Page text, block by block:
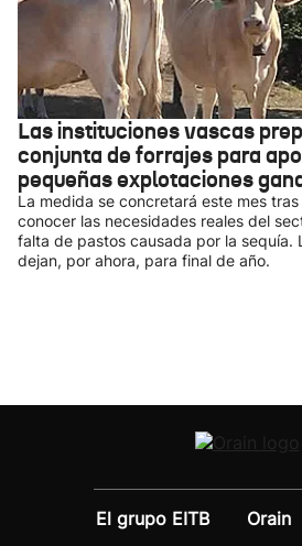
Las instituciones vascas
conjunta de forrajes para
pequeñas explotaciones
La medida se concretará este mes
conocer las necesidades reales del
falta de pastos causada por la sequía.
dejan, por ahora, para final de año.
El grupo EITB
Orain